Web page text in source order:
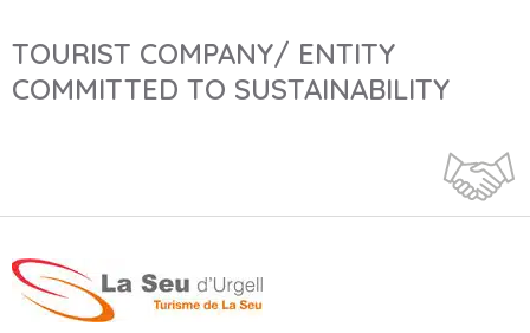
TOURIST COMPANY/ ENTITY
COMMITTED TO SUSTAINABILITY